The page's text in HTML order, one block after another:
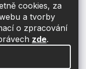
cookies, za
a tvorby
o zpracování
zde.